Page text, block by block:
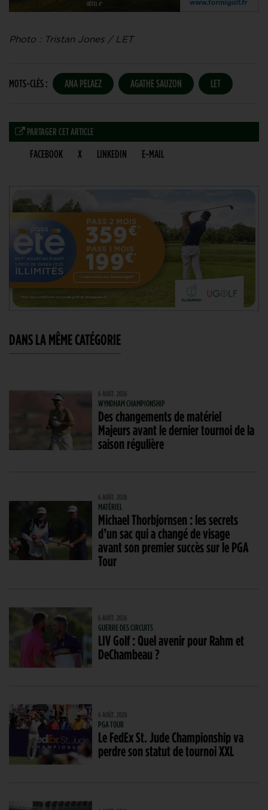
Photo : Tristan Jones / LET
MOTS-CLÉS : ANA PELAEZ AGATHE SAUZON LET
PARTAGER CET ARTICLE
FACEBOOK X LINKEDIN E-MAIL
DANS LA MÊME CATÉGORIE
6 AOÛT. 2026
WYNDHAM CHAMPIONSHIP
Des changements de matériel
Majeurs avant le dernier tournoi de la
saison régulière
6 AOÛT. 2026
MATÉRIEL
Michael Thorbjornsen : les secrets
d’un sac qui a changé de visage
avant son premier succès sur le PGA
Tour
6 AOÛT. 2026
GUERRE DES CIRCUITS
LIV Golf : Quel avenir pour Rahm et
DeChambeau ?
6 AOÛT. 2026
PGA TOUR
Le FedEx St. Jude Championship va
perdre son statut de tournoi XXL